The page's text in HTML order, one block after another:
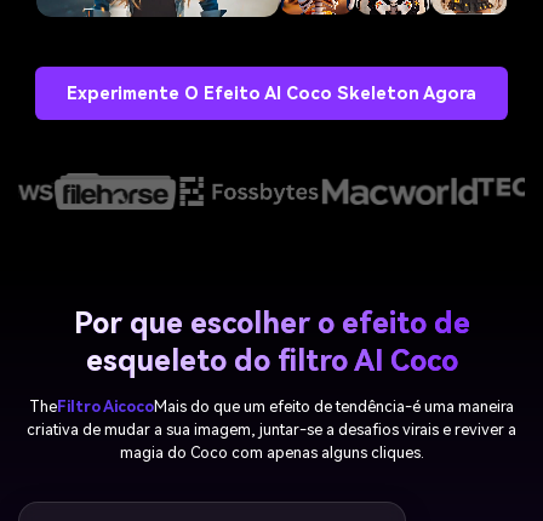
Experimente O Efeito AI Coco Skeleton Agora
Por que escolher o efeito de
esqueleto do filtro AI Coco
TheFiltro AicocoMais do que um efeito de tendência-é uma maneira
criativa de mudar a sua imagem, juntar-se a desafios virais e reviver a
magia do Coco com apenas alguns cliques.